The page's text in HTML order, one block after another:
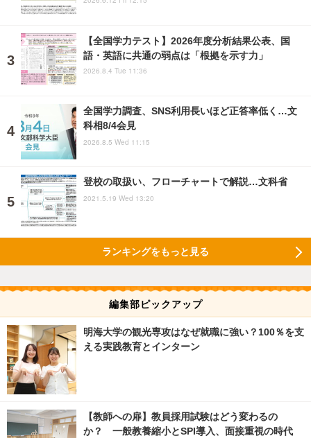
【全国学力テスト】2026年度分析結果公表、国
語・英語に共通の弱点は「根拠を示す力」
2026.8.4 Tue 11:36
全国学力調査、SNS利用長いほど正答率低く…文
科相8/4会見
2026.8.5 Wed 11:15
登校の取扱い、フローチャートで解説…文科省
2021.5.19 Wed 13:20
ランキングをもっと見る
編集部ピックアップ
明海大学の観光専攻はなぜ就職に強い？100％を支
える実践教育とインターン
【教師への扉】教員採用試験はどう変わるの
か？ 一般教養縮小とSPI導入、面接重視の時代